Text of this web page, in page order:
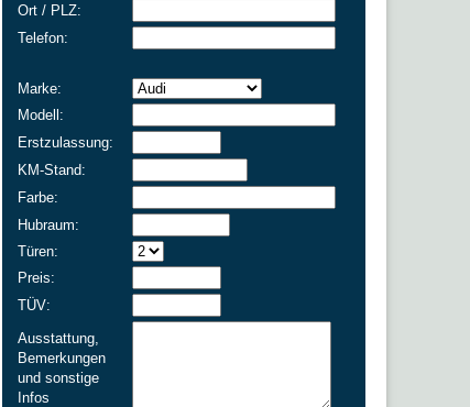
Ort / PLZ:
Telefon:
Marke:
Modell:
Erstzulassung:
KM-Stand:
Farbe:
Hubraum:
Türen:
Preis:
TÜV:
Ausstattung,
Bemerkungen
und sonstige
Infos